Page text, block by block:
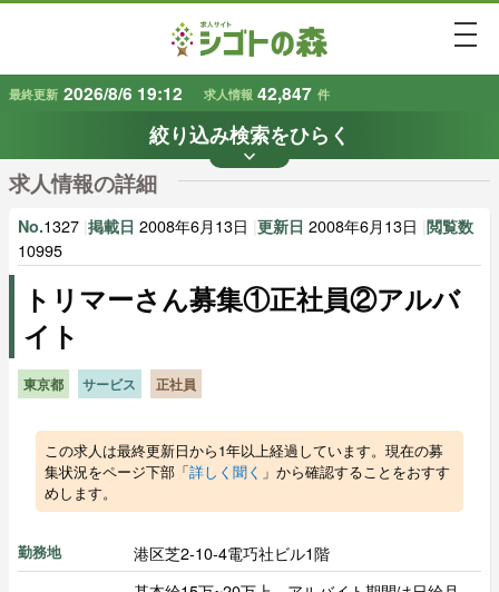
最終更新 2026/8/6 19:12 求人情報 42,847 件
絞り込み検索をひらく
keyboard_arrow_down
条件から探す
地域で探す 業種で探す
雇用形態で探す 賃金で探す
キーワードで探す
求人情報の詳細
No.1327 掲載日 2008年6月13日 更新日 2008年6月13日 閲覧数
10995
トリマーさん募集①正社員②アルバ
イト
東京都 サービス 正社員
この求人は最終更新日から1年以上経過しています。現在の募
集状況をページ下部「詳しく聞く 」から確認することをおすす
めします。
勤務地 港区芝2-10-4電巧社ビル1階